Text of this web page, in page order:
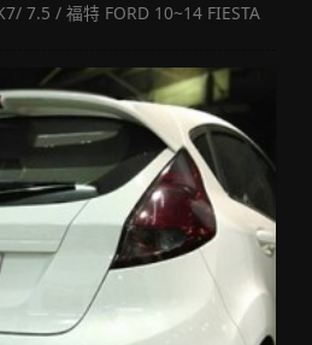
7.5 / 福特 FORD 10~14 FIESTA